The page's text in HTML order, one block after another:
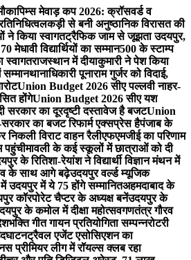
पिम्स मेवाड़ कप 2026: क्रॉसवर्ड व
लकड़ी से बनी अनुष्ठानिक विरासत की
ने किया स्वागतट्रैफिक जाम से जूझता उदयपुर,
मेधावी विद्यार्थियों का सम्मान500 के स्टाम्प
स्वागतराजस्थान में दीयाकुमारी ने पेश किया
सम्मानथानाधिकारी पूनाराम गुर्जर को विदाई,
Union Budget 2026 सीए पल्लवी नाहर-
होंगेUnion Budget 2026 सीए यश
सरकार का दूरदृष्टी दस्तावेज है बजटUnion
का बजट रिफार्म एक्सप्रेस हैपंजाब के
विराट वाहन रैलीएफएमजीई का परिणाम
पहुंचीमावली के कई स्कूलों में छात्राओं को दी
के रितिशा-रेयांश ने विद्यार्थी विज्ञान मंथन में
के साथ आगे बढ़ेउदयपुर वर्ल्ड म्यूजिक
उदयपुर में ये 75 होंगे सम्मानितअहमदाबाद के
कॉरपोरेट चैप्टर के अध्यक्ष बनेंउदयपुर के
के कमोल में दीक्षा महोत्सवगणतंत्र गौरव
गीत गायन प्रतियोगिता सम्पन्नरोटरी
ट्रैवल एजेंट एसोसिएशन का
प्रीमियर लीग में रॉयल्स क्लब रहा